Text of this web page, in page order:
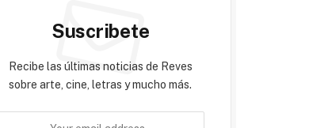
Suscribete
Recibe las últimas noticias de Reves
sobre arte, cine, letras y mucho más.